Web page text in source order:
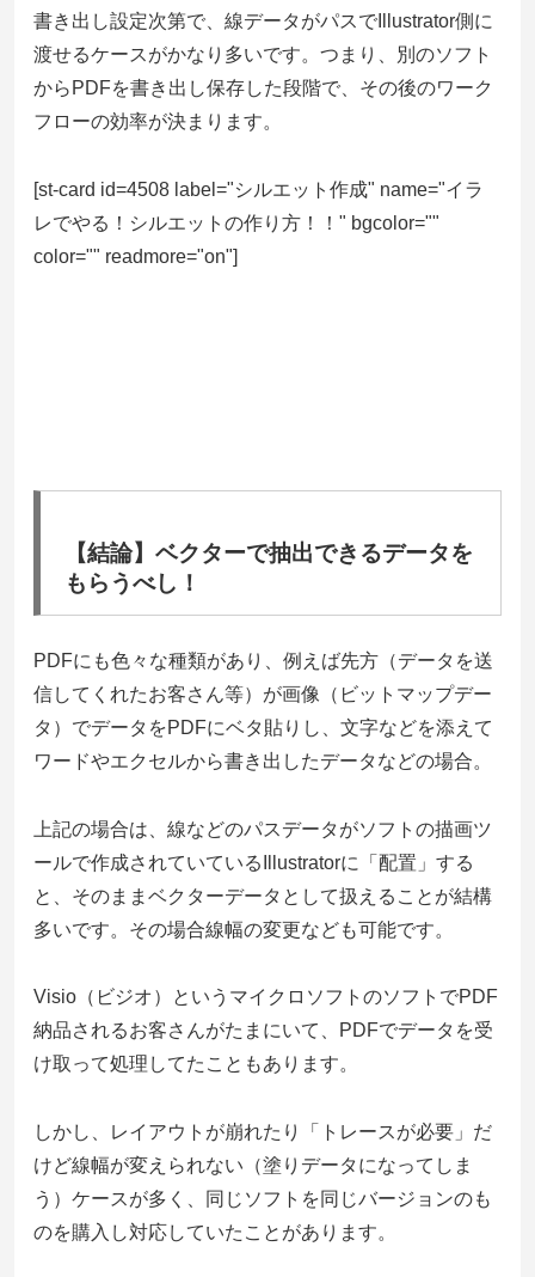
書き出し設定次第で、線データがパスでIllustrator側に
渡せるケースがかなり多いです。つまり、別のソフト
からPDFを書き出し保存した段階で、その後のワーク
フローの効率が決まります。
[st-card id=4508 label="シルエット作成" name="イラ
レでやる！シルエットの作り方！！" bgcolor=""
color="" readmore="on"]
【結論】ベクターで抽出できるデータを
もらうべし！
PDFにも色々な種類があり、例えば先方（データを送
信してくれたお客さん等）が画像（ビットマップデー
タ）でデータをPDFにベタ貼りし、文字などを添えて
ワードやエクセルから書き出したデータなどの場合。
上記の場合は、線などのパスデータがソフトの描画ツ
ールで作成されていているIllustratorに「配置」する
と、そのままベクターデータとして扱えることが結構
多いです。その場合線幅の変更なども可能です。
Visio（ビジオ）というマイクロソフトのソフトでPDF
納品されるお客さんがたまにいて、PDFでデータを受
け取って処理してたこともあります。
しかし、レイアウトが崩れたり「トレースが必要」だ
けど線幅が変えられない（塗りデータになってしま
う）ケースが多く、同じソフトを同じバージョンのも
のを購入し対応していたことがあります。